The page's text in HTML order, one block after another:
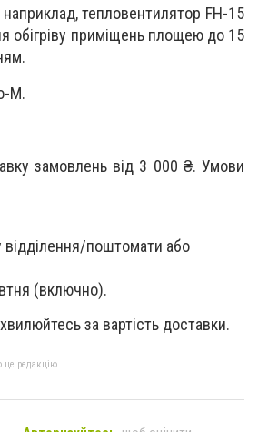
наприклад,тепловентилятор FH-15
обігріву приміщень площею до 15
M.
замовлень від 3 000 ₴. Умови
поштомати або
(включно).
за вартість доставки.
це редакцію